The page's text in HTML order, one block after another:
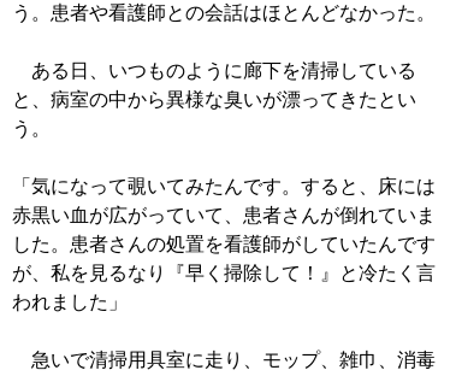
う。患者や看護師との会話はほとんどなかった。
ある日、いつものように廊下を清掃している
と、病室の中から異様な臭いが漂ってきたとい
う。
「気になって覗いてみたんです。すると、床には
赤黒い血が広がっていて、患者さんが倒れていま
した。患者さんの処置を看護師がしていたんです
が、私を見るなり『早く掃除して！』と冷たく言
われました」
急いで清掃用具室に走り、モップ、雑巾、消毒